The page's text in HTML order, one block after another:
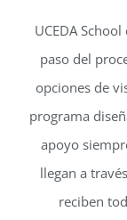
UCEDA
paso del
opciones de
programa
apoyo
llegan a
reciben